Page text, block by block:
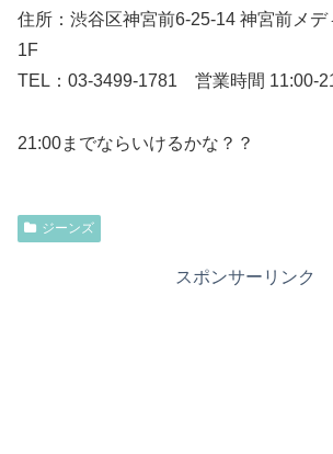
住所：渋谷区神宮前6-25-14 神宮前メ
1F
TEL：03-3499-1781 営業時間 11:00-
21:00までならいけるかな？？
ジーンズ
スポンサーリンク